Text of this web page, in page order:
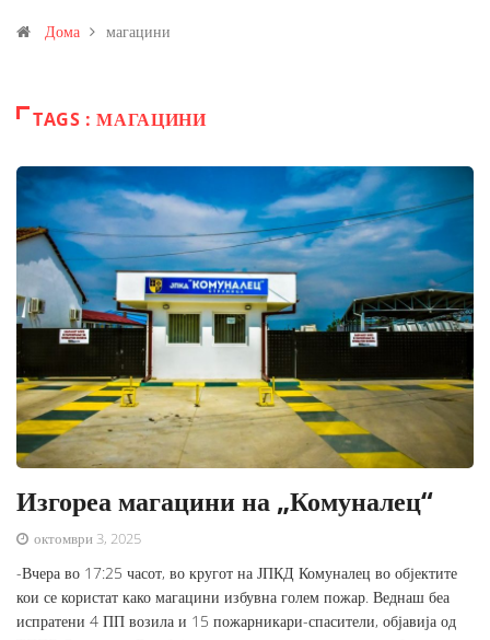
Иловица и со антимонот?
Дома магацини
TAGS : МАГАЦИНИ
Изгореа магацини на „Комуналец“
октомври 3, 2025
-Вчера во 17:25 часот, во кругот на ЈПКД Комуналец во објектите
кои се користат како магацини избувна голем пожар. Веднаш беа
испратени 4 ПП возила и 15 пожарникари-спасители, објавија од